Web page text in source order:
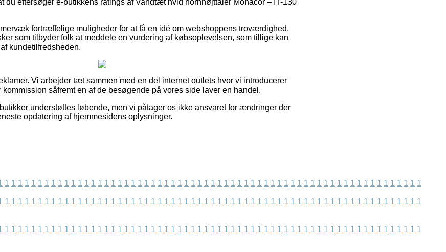
fortræffelige muligheder for at få en idé om webshoppens troværdighed.
som tilbyder folk at meddele en vurdering af købsoplevelsen, som tillige kan
kundetilfredsheden.
Vi arbejder tæt sammen med en del internet outlets hvor vi introducerer
såfremt en af de besøgende på vores side laver en handel.
understøttes løbende, men vi påtager os ikke ansvaret for ændringer der
opdatering af hjemmesidens oplysninger.
1 1 1 1 1 1 1 1 1 1 1 1 1 1 1 1 1 1 1 1 1 1 1 1 1 1 1 1 1 1 1 1 1 1 1 1 1 1 1 1 1 1 1 1 1 1 1 1 1 1 1 1 1 1 1 1 1 1 1 1 1 1 1
1 1 1 1 1 1 1 1 1 1 1 1 1 1 1 1 1 1 1 1 1 1 1 1 1 1 1 1 1 1 1 1 1 1 1 1 1 1 1 1 1 1 1 1 1 1 1 1 1 1 1 1 1 1 1 1 1 1 1 1 1 1 1
1 1 1 1 1 1 1 1 1 1 1 1 1 1 1 1 1 1 1 1 1 1 1 1 1 1 1 1 1 1 1 1 1 1 1 1 1 1 1 1 1 1 1 1 1 1 1 1 1 1 1 1 1 1 1 1 1 1 1 1 1 1 1